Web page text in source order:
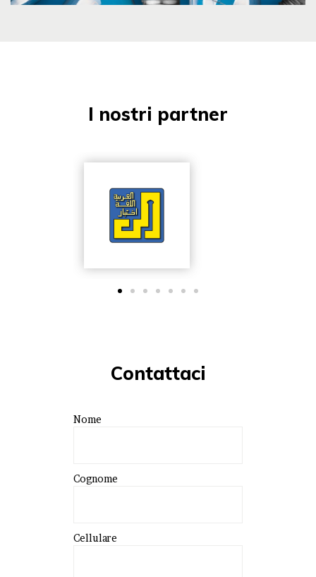
I nostri partner
Contattaci
Nome
Cognome
Cellulare